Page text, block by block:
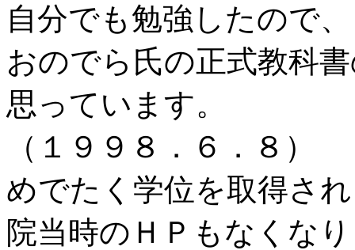
自分でも勉強したので、
おのでら氏の正式教科
思っています。
（１９９８．６．８
めでたく学位を取得さ
院当時のＨＰもなくな